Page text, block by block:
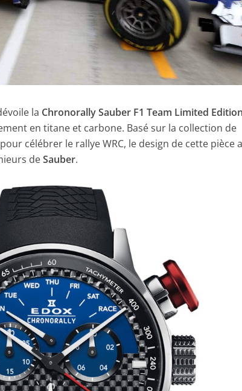
la Chronorally Sauber F1 Team Limited
en titane et carbone. Basé sur la collection de
célébrer le rallye WRC, le design de cette pièce
deSauber.